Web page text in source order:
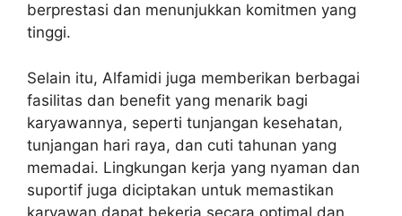
berprestasi dan menunjukkan komitmen yang
tinggi.
Selain itu, Alfamidi juga memberikan berbagai
fasilitas dan benefit yang menarik bagi
karyawannya, seperti tunjangan kesehatan,
tunjangan hari raya, dan cuti tahunan yang
memadai. Lingkungan kerja yang nyaman dan
suportif juga diciptakan untuk memastikan
karyawan dapat bekerja secara optimal dan